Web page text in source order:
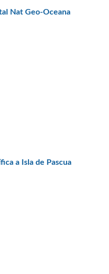
Nat Geo-Oceana
a Isla de Pascua